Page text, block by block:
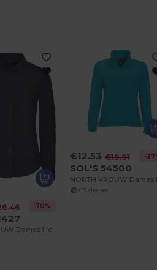
-70%
€12.53 €19.91 -
SOL'S 54500
+15 Kleuren